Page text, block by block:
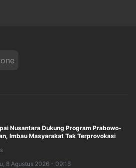
Nusantara Dukung Program Prabowo-
Imbau Masyarakat Tak Terprovokasi
8 Agustus 2026 - 09:16